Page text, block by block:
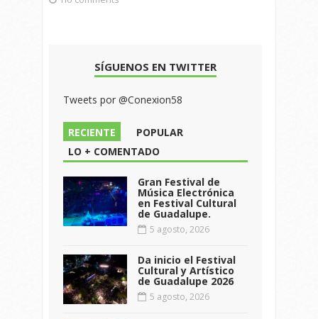
SÍGUENOS EN TWITTER
Tweets por @Conexion58
RECIENTE
POPULAR
LO + COMENTADO
Gran Festival de
Música Electrónica
en Festival Cultural
de Guadalupe.
5 agosto, 2026
Da inicio el Festival
Cultural y Artístico
de Guadalupe 2026
5 agosto, 2026